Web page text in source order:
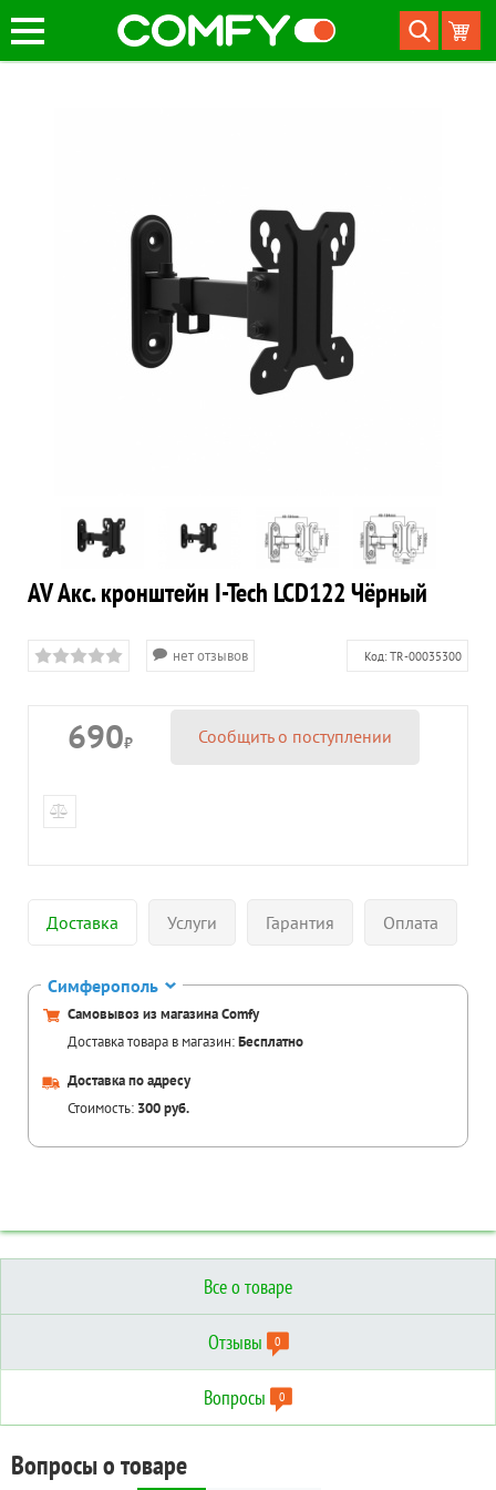
AV Акс. кронштейн I-Tech LCD122 Чёрный
нет отзывов Код: TR-00035300
690₽ Сообщить о поступлении
Доставка Услуги Гарантия Оплата
Симферополь
Самовывоз из магазина Comfy
Доставка товара в магазин:Бесплатно
Доставка по адресу
Стоимость: 300 руб.
Все о товаре
Отзывы 0
Вопросы 0
Технические характеристики
Отзывы о товаре
Вопросы о товаре